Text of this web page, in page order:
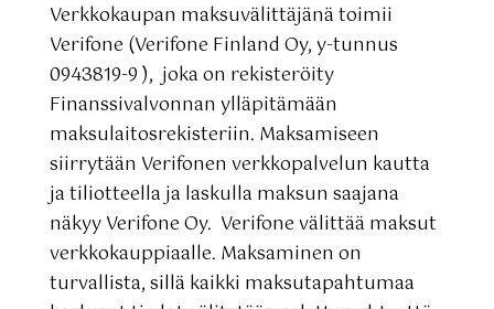
Verkkokaupan maksuvälittäjänä toimii
Verifone (Verifone Finland Oy, y-tunnus
0943819-9), joka on rekisteröity
Finanssivalvonnan ylläpitämään
maksulaitosrekisteriin. Maksamiseen
siirrytään Verifonen verkkopalvelun kautta
ja tiliotteella ja laskulla maksun saajana
näkyy Verifone Oy. Verifone välittää maksut
verkkokauppiaalle. Maksaminen on
turvallista, sillä kaikki maksutapahtumaa